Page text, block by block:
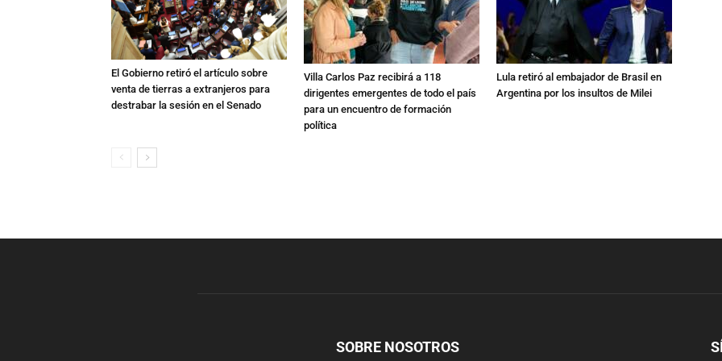
El Gobierno retiró el artículo sobre
venta de tierras a extranjeros para
destrabar la sesión en el Senado
Villa Carlos Paz recibirá a 118
dirigentes emergentes de todo el país
para un encuentro de formación
política
Lula retiró al embajador de Brasil en
Argentina por los insultos de Milei
SOBRE NOSOTROS